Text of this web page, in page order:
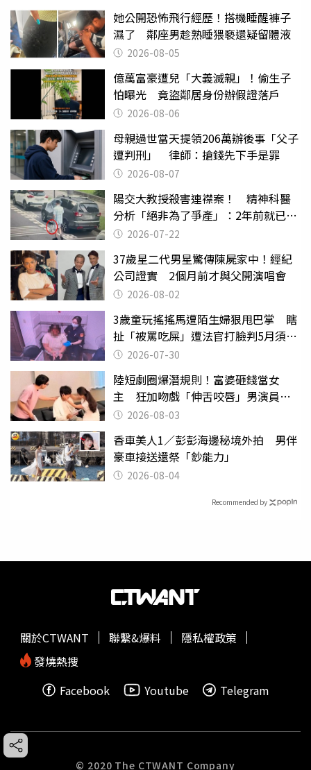
她公開恐怖飛行經歷！搭機睡醒褲子
濕了 鄰座男趁熟睡猥褻還疑留體液
2026-08-05
億萬富豪遭兒「大義滅親」！偷生子
怕曝光 竟盜鄰居身份辦假證落戶
2026-08-06
母親過世當天提領206萬辦後事「父子
遭判刑」 律師：搶錢先下手是罪
2026-08-07
陽交大教授殺害連襟案！ 精神科醫
分析「絕非為了爭產」：2年前就已言
行詭異
2026-07-22
37歲星二代男星驚傳陳屍家中！經紀
公司證實 2個月前才與父開演唱會
2026-08-02
3歲童玩搖搖馬遭陌生婦狠甩巴掌 瞎
扯「被罵吃屎」遭法官打臉判5月須入
監 2026-07-30
陸短劇圈爆潛規則！富婆砸錢當女
主 狂加吻戲「伸舌咬唇」男演員崩
潰 2026-08-03
香車美人1／彭彭海邊秘境外拍 男伴
豪車接送還祭「鈔能力」
2026-08-04
Recommended by
關於CTWANT 聯繫&爆料
隱私權政策
發燒熱搜
Facebook
Youtube Telegram
© 2020 The CTWANT Company